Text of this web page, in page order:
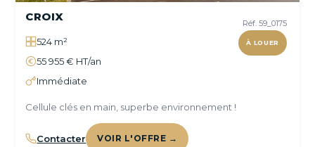
Réf. 59_0175
À LOUER
CROIX
524 m²
55 955 € HT/an
Immédiate
Cellule clés en main, superbe environnement !
Contacter VOIR L'OFFRE →